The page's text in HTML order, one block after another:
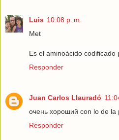
Luis 10:08 p. m.
Met
Es el aminoácido codificado
Responder
Juan Carlos Llauradó
очень хороший con lo de la
Responder